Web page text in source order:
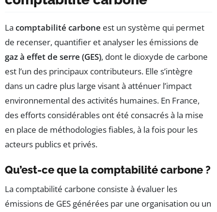
La comptabilité carbone est un système qui permet
de recenser, quantifier et analyser les émissions de
gaz à effet de serre (GES), dont le dioxyde de carbone
est l’un des principaux contributeurs. Elle s’intègre
dans un cadre plus large visant à atténuer l’impact
environnemental des activités humaines. En France,
des efforts considérables ont été consacrés à la mise
en place de méthodologies fiables, à la fois pour les
acteurs publics et privés.
Qu’est-ce que la comptabilité carbone ?
La comptabilité carbone consiste à évaluer les
émissions de GES générées par une organisation ou un